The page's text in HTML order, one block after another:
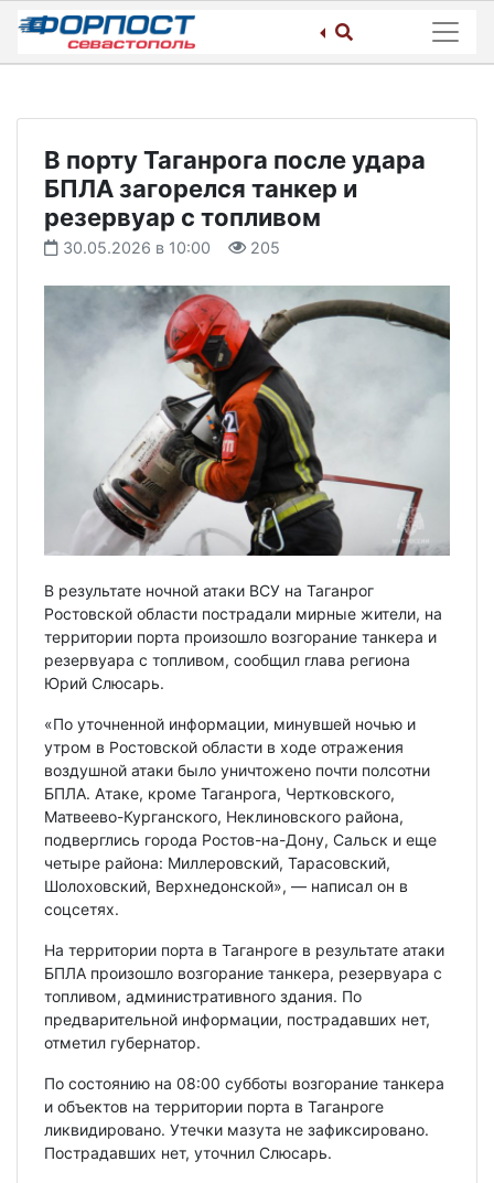
Skip
content
В порту Таганрога после удара
БПЛА загорелся танкер и
резервуар с топливом
30.05.2026 в 10:00 205
В результате ночной атаки ВСУ на Таганрог
Ростовской области пострадали мирные жители, на
территории порта произошло возгорание танкера и
резервуара с топливом, сообщил глава региона
Юрий Слюсарь.
«По уточненной информации, минувшей ночью и
утром в Ростовской области в ходе отражения
воздушной атаки было уничтожено почти полсотни
БПЛА. Атаке, кроме Таганрога, Чертковского,
Матвеево-Курганского, Неклиновского района,
подверглись города Ростов-на-Дону, Сальск и еще
четыре района: Миллеровский, Тарасовский,
Шолоховский, Верхнедонской», — написал он в
соцсетях.
На территории порта в Таганроге в результате атаки
БПЛА произошло возгорание танкера, резервуара с
топливом, административного здания. По
предварительной информации, пострадавших нет,
отметил губернатор.
По состоянию на 08:00 субботы возгорание танкера
и объектов на территории порта в Таганроге
ликвидировано. Утечки мазута не зафиксировано.
Пострадавших нет, уточнил Слюсарь.